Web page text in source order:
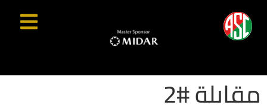
مقابلة #2